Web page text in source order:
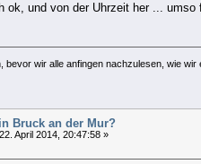
ok, und von der Uhrzeit her ... umso
bevor wir alle anfingen nachzulesen, wie wir
Bruck an der Mur?
22. April 2014, 20:47:58 »